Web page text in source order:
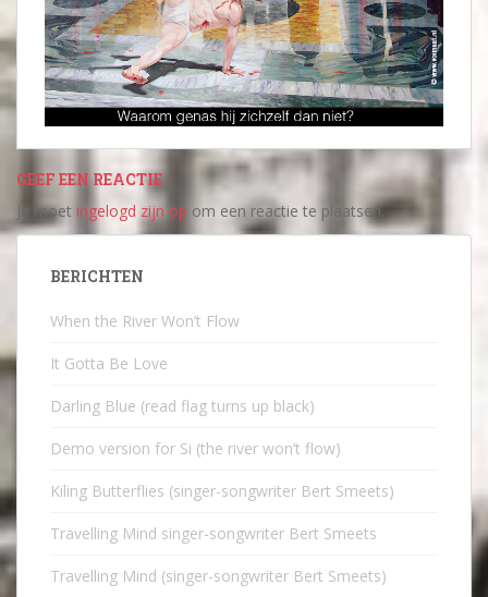
GEEF EEN REACTIE
Je moet ingelogd zijn op om een reactie te plaatsen.
BERICHTEN
When the River Won’t Flow
It Gotta Be Love
Darling Blue (read flag turns up black)
Demo version for Si (the river won’t flow)
Kiling Butterflies (singer-songwriter Bert Smeets)
Travelling Mind singer-songwriter Bert Smeets
Travelling Mind (singer-songwriter Bert Smeets)